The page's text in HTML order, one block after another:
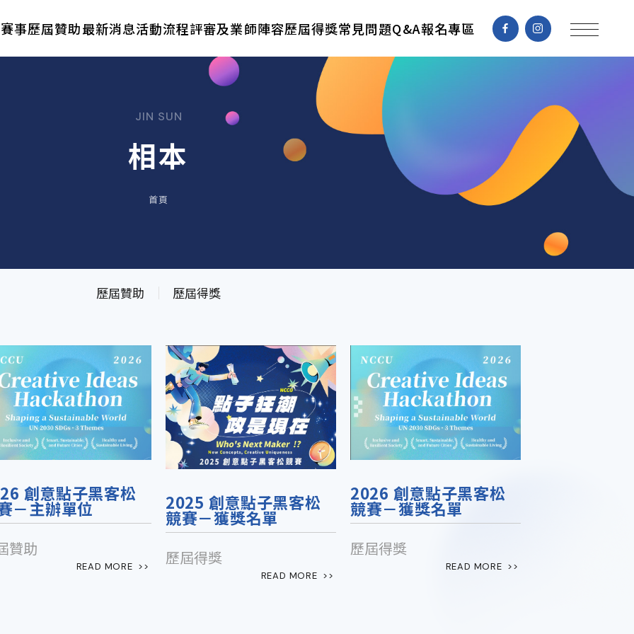
事歷屆贊助最新消息活動流程評審及業師陣容歷屆得獎常見問題Q&A報名專區
JIN SUN
相本
首頁
歷屆贊助 歷屆得獎
創意點子黑客松
－主辦單位
贊助
READ MORE  >>
2025 創意點子黑客松
競賽－獲獎名單
歷屆得獎
READ MORE  >>
2026 創意點子黑客松
競賽－獲獎名單
歷屆得獎
READ MORE  >>